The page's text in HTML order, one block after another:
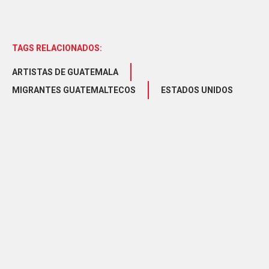
TAGS RELACIONADOS:
ARTISTAS DE GUATEMALA
MIGRANTES GUATEMALTECOS
ESTADOS UNIDOS